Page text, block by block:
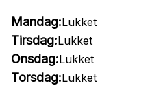
Mandag:Lukket
Tirsdag:Lukket
Onsdag:Lukket
Torsdag:Lukket